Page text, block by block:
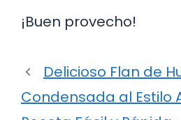
¡Buen provecho!
Delicioso Flan de
Condensada al Estilo